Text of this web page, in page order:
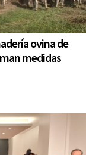
ovina de
medidas